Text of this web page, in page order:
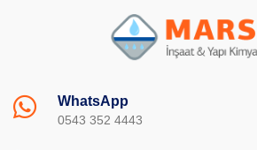
WhatsApp
0543 352 4443